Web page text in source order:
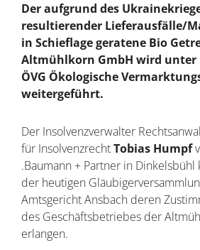
Der aufgrund des
resultierender Lieferausfälle/
in Schieflage geratene Bio
Altmühlkorn GmbH wird unter
ÖVG Ökologische
weitergeführt.
Der Insolvenzverwalter
für InsolvenzrechtTobias Humpf
.Baumann + Partner in
der heutigen
Amtsgericht Ansbach deren
des Geschäftsbetriebes der
erlangen.